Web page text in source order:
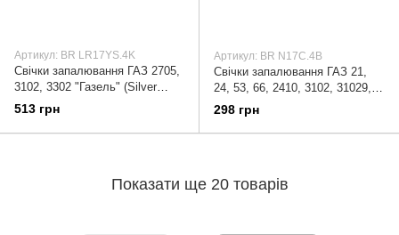
Артикул: BR LR17YS.4K
Свічки запалювання ГАЗ 2705,
3102, 3302 "Газель" (Silver
LR17YS.4K) BRISK BR
L17YS.4K
513 грн
Артикул: BR N17C.4B
Свічки запалювання ГАЗ 21,
24, 53, 66, 2410, 3102, 31029,
3110 "Вовга", 3307, 3308, УАЗ
3151, УАЗ 469 (Super
298 грн
Показати ще 20 товарів